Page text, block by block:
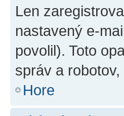
Len
nastavený e-
povolil). Toto
správ a
Hore